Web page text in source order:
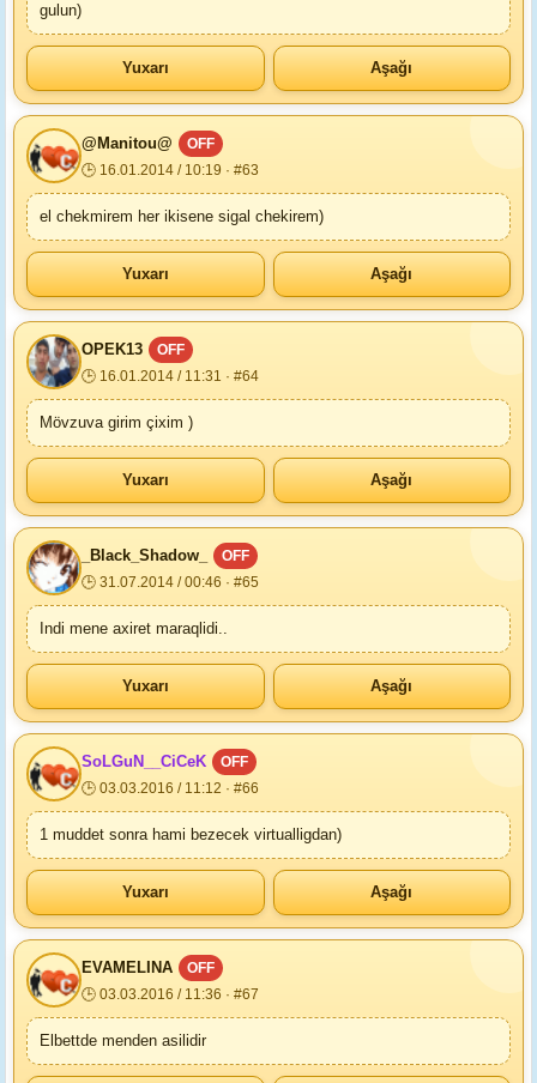
gulun)
Yuxarı Aşağı
@Manitou@
OFF
🕒 16.01.2014 / 10:19 · #63
el chekmirem her ikisene sigal chekirem)
Yuxarı Aşağı
OPEK13
OFF
🕒 16.01.2014 / 11:31 · #64
Mövzuva girim çixim )
Yuxarı Aşağı
_Black_Shadow_
OFF
🕒 31.07.2014 / 00:46 · #65
Indi mene axiret maraqlidi..
Yuxarı Aşağı
SoLGuN__CiCeK
OFF
🕒 03.03.2016 / 11:12 · #66
1 muddet sonra hami bezecek virtualligdan)
Yuxarı Aşağı
EVAMELINA
OFF
🕒 03.03.2016 / 11:36 · #67
Elbettde menden asilidir